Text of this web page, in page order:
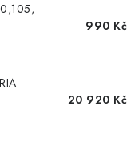
990 Kč
20 920 Kč